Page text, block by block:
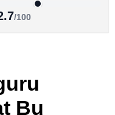
Youtube
TikTok
/100
Bu